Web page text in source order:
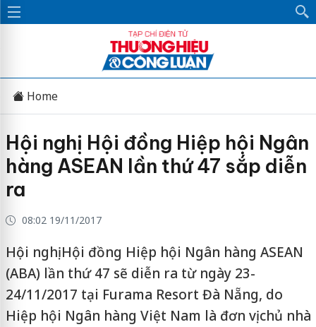
Home
Hội nghị Hội đồng Hiệp hội Ngân
hàng ASEAN lần thứ 47 sắp diễn
ra
08:02 19/11/2017
Hội nghị Hội đồng Hiệp hội Ngân hàng ASEAN
(ABA) lần thứ 47 sẽ diễn ra từ ngày 23-
24/11/2017 tại Furama Resort Đà Nẵng, do
Hiệp hội Ngân hàng Việt Nam là đơn vị chủ nhà